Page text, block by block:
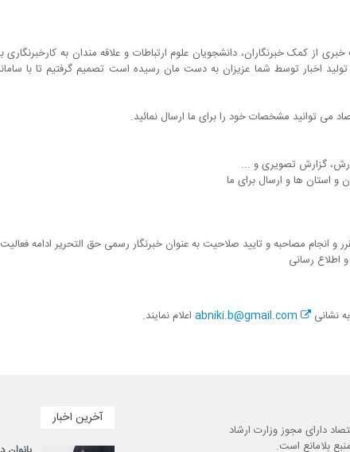
از کمک خبرنگاران، دانشجویان علوم ارتباطات و علاقه مندان به کارخبرنگاری
توسط شما عزیزان به دست مان رسیده است تصمیم گرفتیم تا با
می توانید مشخصات خود را برای ما ارسال نمائید.
گزارش تصویری و ...
و استان ها و ارسال برای ما
مصاحبه و تایید صلاحیت به عنوان خبرنگار رسمی حق التحریر ادامه
اطلاع رسانی
نشانی
اعلام نمایند.
آخرین اخبار
دارای مجوز وزارت ارشاد
بلامانع است.